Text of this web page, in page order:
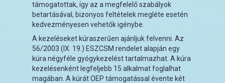
támogatottak, így az a megfelelő szabályok
betartásával, bizonyos feltételek megléte esetén
kedvezményesen vehetők igénybe.
A kezeléseket kúraszerűen ajánljuk felvenni. Az
56/2003 (IX. 19.) ESZCSM rendelet alapján egy
kúra négyféle gyógykezelést tartalmazhat. A kúra
kezelésenként legfeljebb 15 alkalmat foglalhat
magában. A kúrát OEP támogatással évente két